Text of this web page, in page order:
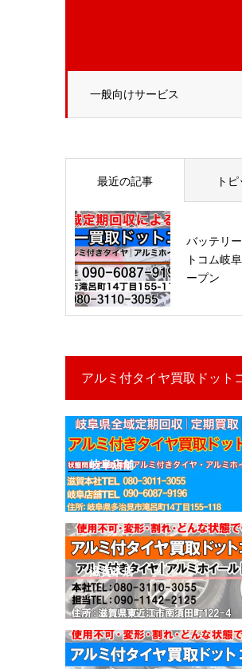
一般向けサービス
最近の記事 ト
バッテリ
トコム岐
ープン
アルミ付タイヤ買取ドット
岐阜店舗
滋賀本店